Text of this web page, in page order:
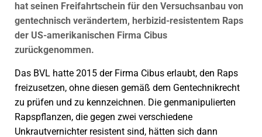
hat seinen Freifahrtschein für den Versuchsanbau von
gentechnisch verändertem, herbizid-resistentem Raps
der US-amerikanischen Firma Cibus
zurückgenommen.
Das BVL hatte 2015 der Firma Cibus erlaubt, den Raps
freizusetzen, ohne diesen gemäß dem Gentechnikrecht
zu prüfen und zu kennzeichnen. Die genmanipulierten
Rapspflanzen, die gegen zwei verschiedene
Unkrautvernichter resistent sind, hätten sich dann